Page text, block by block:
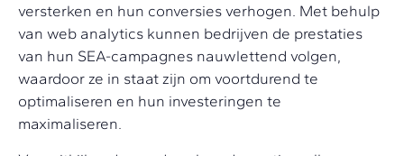
versterken en hun conversies verhogen. Met behulp
van web analytics kunnen bedrijven de prestaties
van hun SEA-campagnes nauwlettend volgen,
waardoor ze in staat zijn om voortdurend te
optimaliseren en hun investeringen te
maximaliseren.